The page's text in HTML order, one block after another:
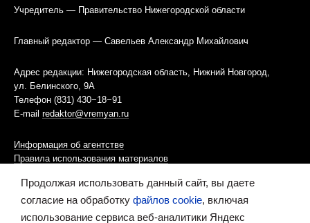
Учредитель — Правительство Нижегородской области
Главный редактор — Савельев Александр Михайлович
Адрес редакции: Нижегородская область, Нижний Новгород,
ул. Белинского, 9А
Телефон (831) 430−18−91
E-mail redaktor@vremyan.ru
Информация об агентстве
Правила использования материалов
Информационная политика использования «cookies»-файлов
Ресурс содержит материалы 16+
Продолжая использовать данный сайт, вы даете
согласие на обработку файлов cookie, включая
использование сервиса веб-аналитики Яндекс